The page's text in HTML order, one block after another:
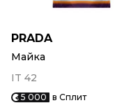
PRADA
Майка
IT 42
5 000 в Сплит